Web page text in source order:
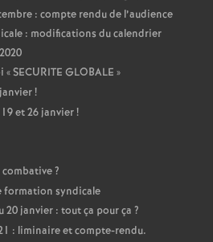
: compte rendu de l’audience
: modifications du calendrier
«SECURITE GLOBALE »
!
et 26 janvier!
combative?
formation syndicale
20 janvier : tout ça pour ça ?
: liminaire et compte-rendu.